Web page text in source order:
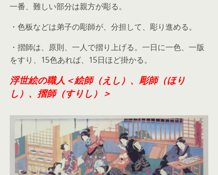
一番、難しい部分は親方が彫る。
・色板などは弟子の彫師が、分担して、彫り進める。
・摺師は、原則、一人で摺り上げる。一日に一色、一版
をすり、15色あれば、15日ほど掛かる。
浮世絵の職人＜絵師（えし）、彫師（ほり
し）、摺師（すりし）＞